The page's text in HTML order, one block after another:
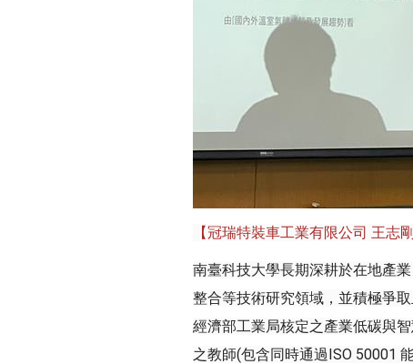
【冠瑞特裝車工業有限公司 王志
南臺科技大學長期深耕於在地產
整合等技術研究領域，並積極爭
經濟部工業局核定之產業低碳與
之教師(包含同時通過ISO 50001